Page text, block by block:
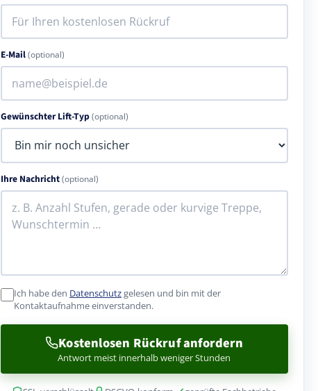
E-Mail(optional)
Gewünschter Lift-Typ(optional)
Ihre Nachricht(optional)
Ich habe den Datenschutzgelesen und bin mit der
Kontaktaufnahme einverstanden.
Kostenlosen Rückruf anfordern
Antwort meist innerhalb weniger Stunden